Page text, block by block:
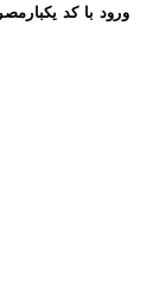
ورود با کد